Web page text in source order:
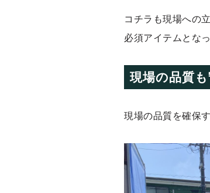
コチラも現場への
必須アイテムとな
現場の品質も
現場の品質を確保